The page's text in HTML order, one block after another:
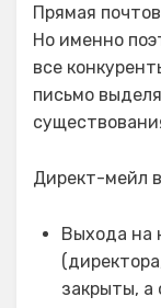
Прямая
Но именно
все
письмо
Директ-мейл
Выхода на
закрыты, а